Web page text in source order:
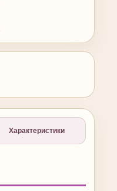
Характеристики